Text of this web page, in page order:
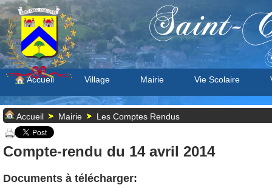
Saint-
Accueil Village Mairie Vie Scolaire
Accueil Mairie Les Comptes Rendus
Compte-rendu du 14 avril 2014
Documents à télécharger: